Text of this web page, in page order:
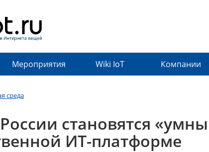
Мероприятия Wiki IoT Компании
среда
становятся
ИТ-платформе